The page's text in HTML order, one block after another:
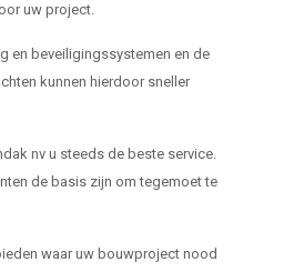
uw project.
en beveiligingssystemen en de
kunnen hierdoor sneller
nv u steeds de beste service.
de basis zijn om tegemoet te
waar uw bouwproject nood